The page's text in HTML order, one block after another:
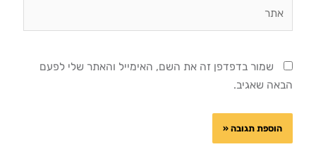
שמור בדפדפן זה את השם, האימייל והאתר שלי לפעם
הבאה שאגיב.